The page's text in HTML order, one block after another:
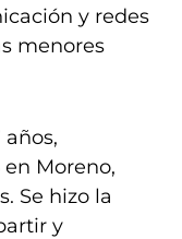
y redes
menores
años,
en Moreno,
Se hizo la
y